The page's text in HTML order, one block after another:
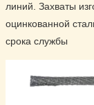
линий. Захваты
оцинкованной
срока службы